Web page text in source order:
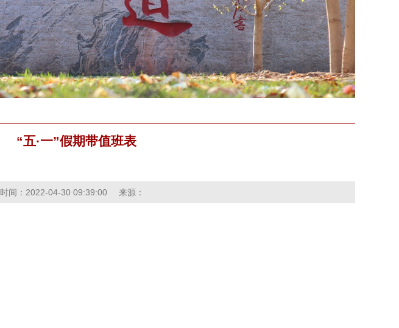
“五·一”假期带值班表
时间：2022-04-30 09:39:00 来源：